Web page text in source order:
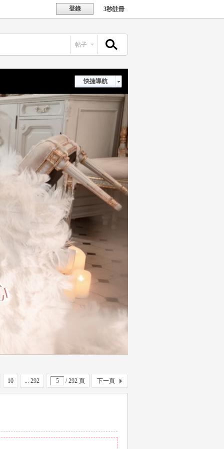
登錄 3秒註冊
帖子
快捷導航
10 ... 292 / 292 頁 下一頁